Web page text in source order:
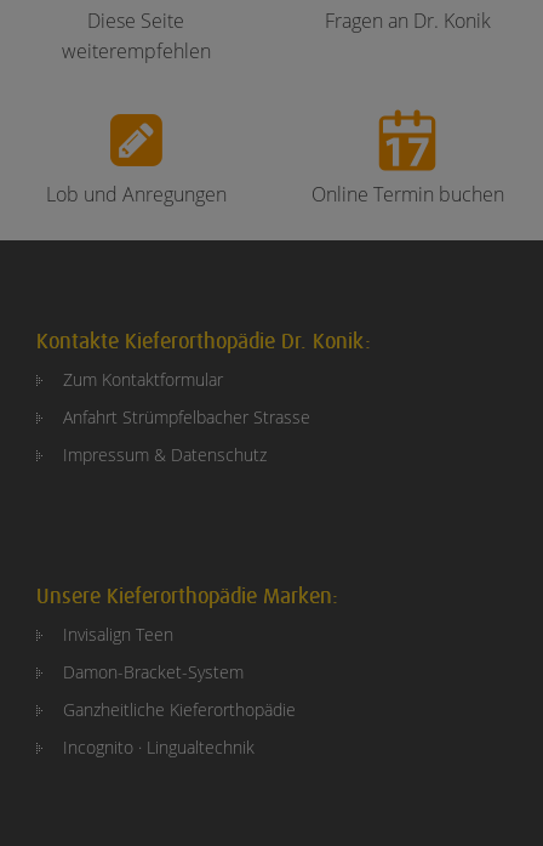
Diese Seite
weiterempfehlen
Fragen an Dr. Konik
Lob und Anregungen Online Termin buchen
Kontakte Kieferorthopädie Dr. Konik:
Zum Kontaktformular
Anfahrt Strümpfelbacher Strasse
Impressum & Datenschutz
Unsere Kieferorthopädie Marken:
Invisalign Teen
Damon-Bracket-System
Ganzheitliche Kieferorthopädie
Incognito · Lingualtechnik